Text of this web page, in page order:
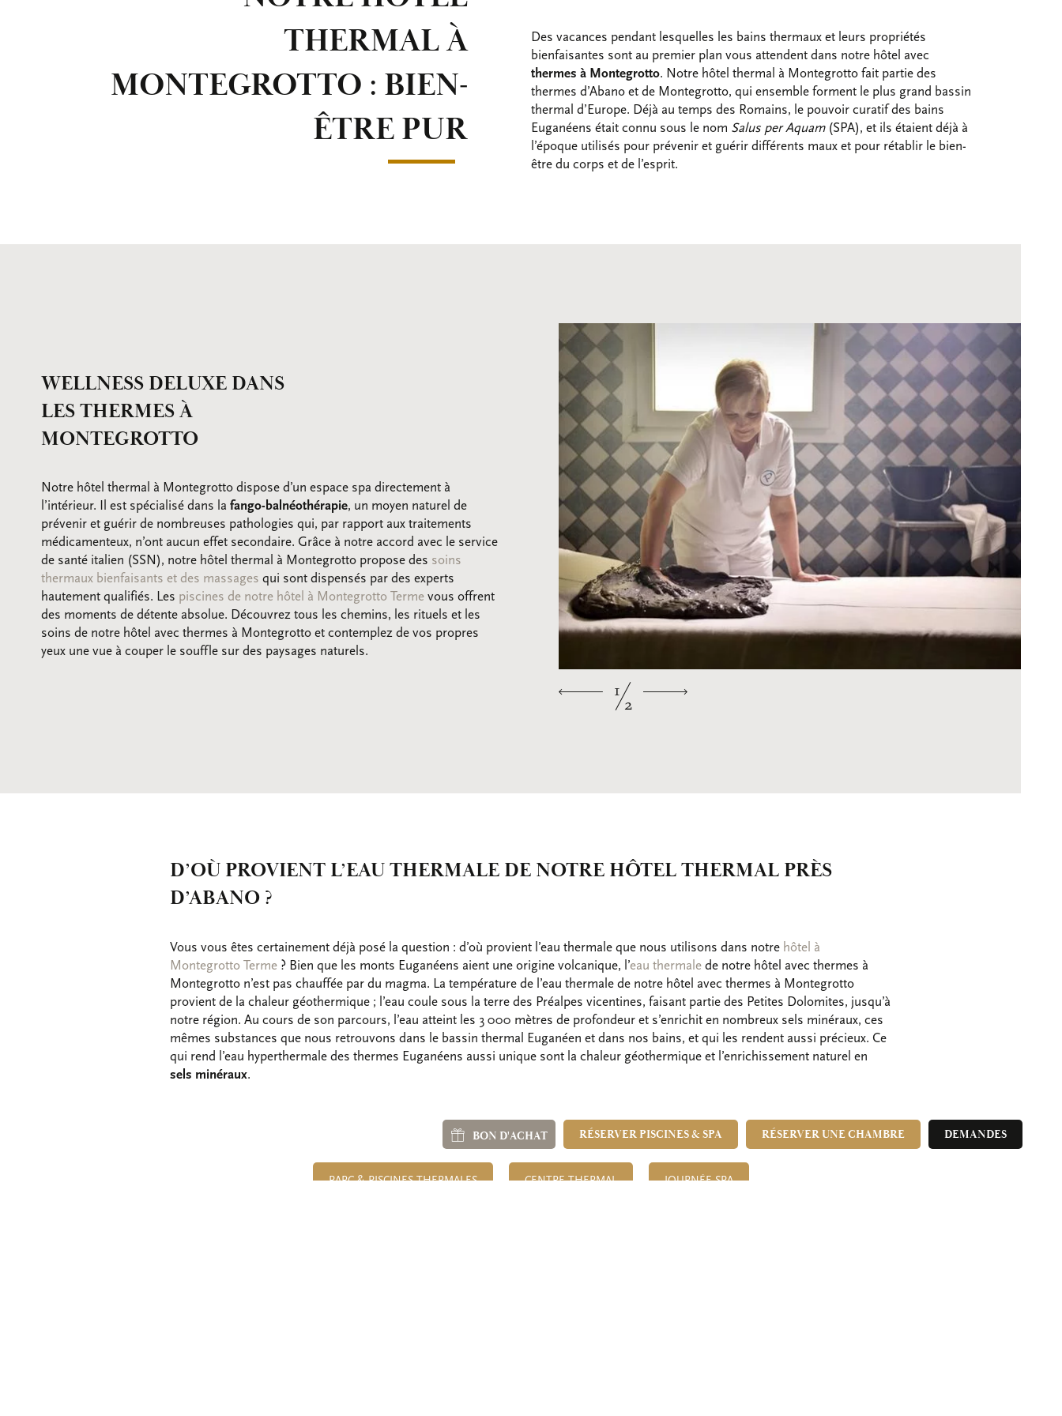
BON D'ACHAT RÉSERVER PISCINES & SPA RÉSERVER UNE CHAMBRE DEMANDES
THERMAL À
MONTEGROTTO : BIEN-
ÊTRE PUR
Des vacances pendant lesquelles les bains thermaux et leurs propriétés
bienfaisantes sont au premier plan vous attendent dans notre hôtel avec
thermes à Montegrotto. Notre hôtel thermal à Montegrotto fait partie des
thermes d’Abano et de Montegrotto, qui ensemble forment le plus grand bassin
thermal d’Europe. Déjà au temps des Romains, le pouvoir curatif des bains
Euganéens était connu sous le nom Salus per Aquam(SPA), et ils étaient déjà à
l’époque utilisés pour prévenir et guérir différents maux et pour rétablir le bien-
être du corps et de l’esprit.
WELLNESS DELUXE DANS
LES THERMES À
MONTEGROTTO
Notre hôtel thermal à Montegrotto dispose d’un espace spa directement à
l’intérieur. Il est spécialisé dans la fango-balnéothérapie, un moyen naturel de
prévenir et guérir de nombreuses pathologies qui, par rapport aux traitements
médicamenteux, n’ont aucun effet secondaire. Grâce à notre accord avec le service
de santé italien (SSN), notre hôtel thermal à Montegrotto propose des soins
thermaux bienfaisants et des massages qui sont dispensés par des experts
hautement qualifiés. Les piscines de notre hôtel à Montegrotto Terme vous offrent
des moments de détente absolue. Découvrez tous les chemins, les rituels et les
soins de notre hôtel avec thermes à Montegrotto et contemplez de vos propres
yeux une vue à couper le souffle sur des paysages naturels.
1
2
D’OÙ PROVIENT L’EAU THERMALE DE NOTRE HÔTEL THERMAL PRÈS
D’ABANO ?
Vous vous êtes certainement déjà posé la question : d’où provient l’eau thermale que nous utilisons dans notre hôtel à
Montegrotto Terme ? Bien que les monts Euganéens aient une origine volcanique, l’eau thermale de notre hôtel avec thermes à
Montegrotto n’est pas chauffée par du magma. La température de l’eau thermale de notre hôtel avec thermes à Montegrotto
provient de la chaleur géothermique ; l’eau coule sous la terre des Préalpes vicentines, faisant partie des Petites Dolomites, jusqu’à
notre région. Au cours de son parcours, l’eau atteint les 3 000 mètres de profondeur et s’enrichit en nombreux sels minéraux, ces
mêmes substances que nous retrouvons dans le bassin thermal Euganéen et dans nos bains, et qui les rendent aussi précieux. Ce
qui rend l’eau hyperthermale des thermes Euganéens aussi unique sont la chaleur géothermique et l’enrichissement naturel en
sels minéraux.
PARC & PISCINES THERMALES CENTRE THERMAL JOURNÉE SPA